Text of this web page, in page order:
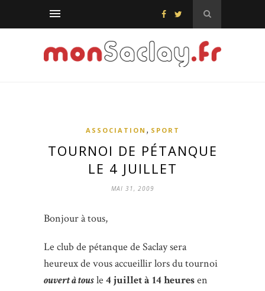
ASSOCIATION , SPORT
TOURNOI DE PÉTANQUE
LE 4 JUILLET
MAI 31, 2009
Bonjour à tous,
Le club de pétanque de Saclay sera
heureux de vous accueillir lors du tournoi
ouvert à tousle 4 juillet à 14 heuresen